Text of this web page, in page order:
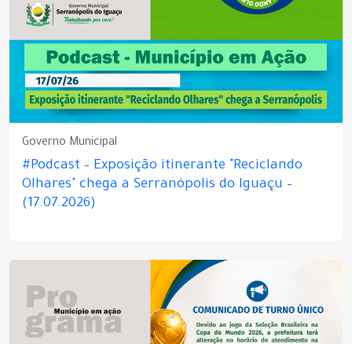
Governo Municipal
#Podcast – Exposição itinerante "Reciclando
Olhares" chega a Serranópolis do Iguaçu –
(17.07.2026)